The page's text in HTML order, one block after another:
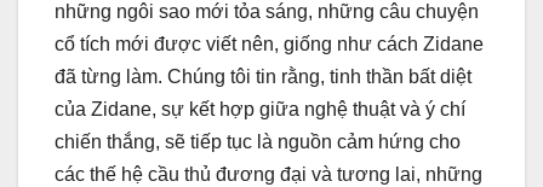
những ngôi sao mới tỏa sáng, những câu chuyện
cổ tích mới được viết nên, giống như cách Zidane
đã từng làm. Chúng tôi tin rằng, tinh thần bất diệt
của Zidane, sự kết hợp giữa nghệ thuật và ý chí
chiến thắng, sẽ tiếp tục là nguồn cảm hứng cho
các thế hệ cầu thủ đương đại và tương lai, những